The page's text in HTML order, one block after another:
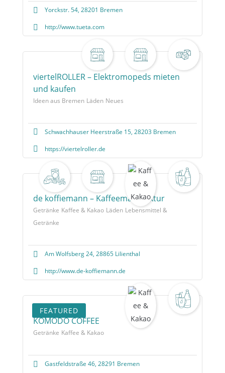
Yorckstr. 54, 28201 Bremen
http://www.tueta.com
viertelROLLER – Elektromopeds mieten
und kaufen
Ideen aus Bremen Läden Neues
Schwachhauser Heerstraße 15, 28203 Bremen
https://viertelroller.de
de koffiemann – Kaffeemanufaktur
Getränke Kaffee & Kakao Läden Lebensmittel &
Getränke
Am Wolfsberg 24, 28865 Lilienthal
http://www.de-koffiemann.de
FEATURED
KOMODO COFFEE
Getränke Kaffee & Kakao
Gastfeldstraße 46, 28291 Bremen